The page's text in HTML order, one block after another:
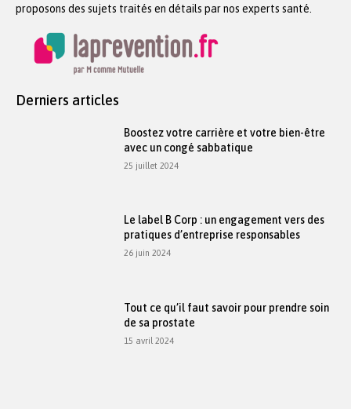
proposons des sujets traités en détails par nos experts santé.
Derniers articles
Boostez votre carrière et votre bien-être
avec un congé sabbatique
25 juillet 2024
Le label B Corp : un engagement vers des
pratiques d’entreprise responsables
26 juin 2024
Tout ce qu’il faut savoir pour prendre soin
de sa prostate
15 avril 2024